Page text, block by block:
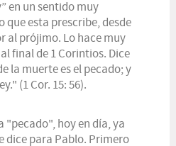
en un sentido muy
que esta prescribe, desde
al prójimo. Lo hace muy
final de 1 Corintios. Dice
la muerte es el pecado; y
(1 Cor. 15: 56).
"pecado", hoy en día, ya
dice para Pablo. Primero